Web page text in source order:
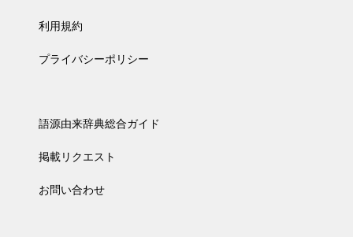
利用規約
プライバシーポリシー
語源由来辞典総合ガイド
掲載リクエスト
お問い合わせ